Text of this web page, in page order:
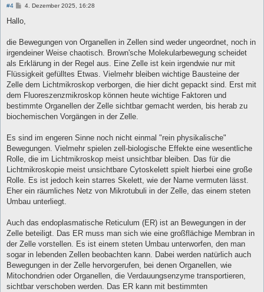
#4
B
i
a
4. Dezember 2025, 16:28
Hallo,
die Bewegungen von Organellen in Zellen sind weder ungeordnet, noch in
irgendeiner Weise chaotisch. Brown'sche Molekularbewegung scheidet
als Erklärung in der Regel aus. Eine Zelle ist kein irgendwie nur mit
Flüssigkeit gefülltes Etwas. Vielmehr bleiben wichtige Bausteine der
Zelle dem Lichtmikroskop verborgen, die hier dicht gepackt sind. Erst mit
dem Fluoreszenzmikroskop können heute wichtige Faktoren und
bestimmte Organellen der Zelle sichtbar gemacht werden, bis herab zu
biochemischen Vorgängen in der Zelle.
Es sind im engeren Sinne noch nicht einmal "rein physikalische"
Bewegungen. Vielmehr spielen zell-biologische Effekte eine wesentliche
Rolle, die im Lichtmikroskop meist unsichtbar bleiben. Das für die
Lichtmikroskopie meist unsichtbare Cytoskelett spielt hierbei eine große
Rolle. Es ist jedoch kein starres Skelett, wie der Name vermuten lässt.
Eher ein räumliches Netz von Mikrotubuli in der Zelle, das einem steten
Umbau unterliegt.
Auch das endoplasmatische Reticulum (ER) ist an Bewegungen in der
Zelle beteiligt. Das ER muss man sich wie eine großflächige Membran in
der Zelle vorstellen. Es ist einem steten Umbau unterworfen, den man
sogar in lebenden Zellen beobachten kann. Dabei werden natürlich auch
Bewegungen in der Zelle hervorgerufen, bei denen Organellen, wie
Mitochondrien oder Organellen, die Verdauungsenzyme transportieren,
sichtbar verschoben werden. Das ER kann mit bestimmten